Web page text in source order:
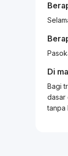
Di
Bagi
dasar
tanpa